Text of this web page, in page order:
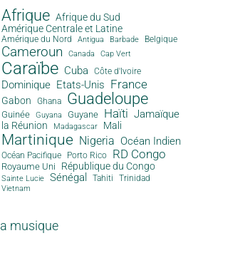
Afrique Afrique du Sud
Amérique Centrale et Latine
Amérique du Nord Antigua Barbade Belgique
Cameroun Canada Cap Vert
Caraïbe Cuba Côte d'Ivoire
Dominique Etats-Unis France
Gabon Ghana Guadeloupe
Guinée Guyana Guyane Haïti Jamaïque
la Réunion Madagascar Mali
Martinique Nigeria Océan Indien
Océan Pacifique Porto Rico RD Congo
Royaume Uni République du Congo
Sainte Lucie Sénégal Tahiti Trinidad
Vietnam
la musique